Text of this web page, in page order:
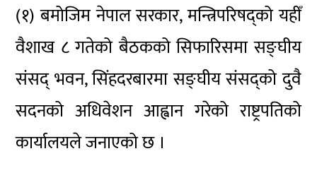
(१) बमोजिम नेपाल सरकार, मन्त्रिपरिषद्को यहीँ
वैशाख ८ गतेको बैठकको सिफारिसमा सङ्घीय
संसद् भवन, सिंहदरबारमा सङ्घीय संसद्को दुवै
सदनको अधिवेशन आह्वान गरेको राष्ट्रपतिको
कार्यालयले जनाएको छ ।